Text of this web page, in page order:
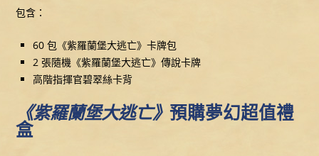
包含：
60 包《紫羅蘭堡大逃亡》卡牌包
2 張隨機《紫羅蘭堡大逃亡》傳說卡牌
高階指揮官碧翠絲卡背
《紫羅蘭堡大逃亡》 預購夢幻超值禮
盒